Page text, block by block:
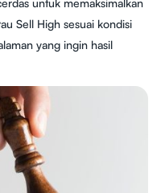
untuk memaksimalkan
Sell High sesuai kondisi
yang ingin hasil